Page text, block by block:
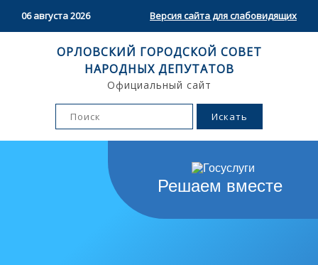
06 августа 2026 Версия сайта для слабовидящих
ОРЛОВСКИЙ ГОРОДСКОЙ СОВЕТ
НАРОДНЫХ ДЕПУТАТОВ
Официальный сайт
Решаем вместе